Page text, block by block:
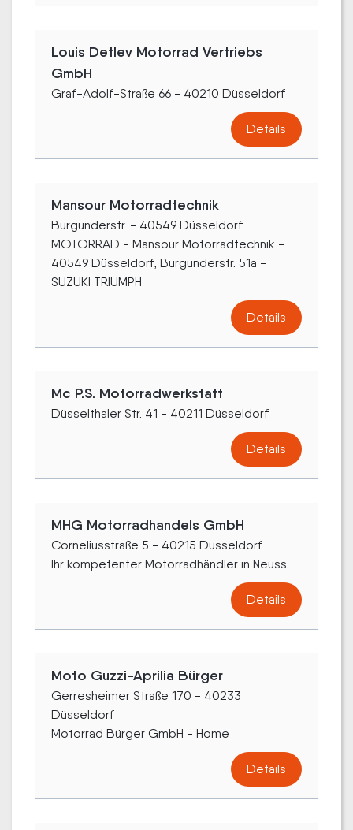
Louis Detlev Motorrad Vertriebs
GmbH
Graf-Adolf-Straße 66 - 40210 Düsseldorf
Details
Mansour Motorradtechnik
Burgunderstr. - 40549 Düsseldorf
MOTORRAD - Mansour Motorradtechnik -
40549 Düsseldorf, Burgunderstr. 51a -
SUZUKI TRIUMPH
Details
Mc P.S. Motorradwerkstatt
Düsselthaler Str. 41 - 40211 Düsseldorf
Details
MHG Motorradhandels GmbH
Corneliusstraße 5 - 40215 Düsseldorf
Ihr kompetenter Motorradhändler in Neuss...
Details
Moto Guzzi-Aprilia Bürger
Gerresheimer Straße 170 - 40233
Düsseldorf
Motorrad Bürger GmbH - Home
Details